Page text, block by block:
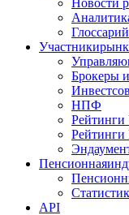
Глоссарий
Участники
Брокеры
НПФ
Рейтинги
Рейтинги
Пенсионная
API